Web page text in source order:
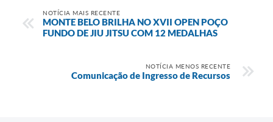
NOTÍCIA MAIS RECENTE
MONTE BELO BRILHA NO XVII OPEN POÇO
FUNDO DE JIU JITSU COM 12 MEDALHAS
NOTÍCIA MENOS RECENTE
Comunicação de Ingresso de Recursos